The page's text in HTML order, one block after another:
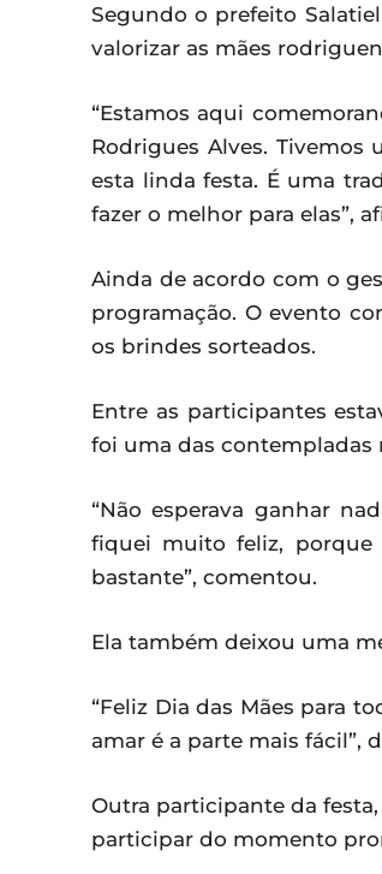
Segundo o prefeito
valorizar as mães
“Estamos aqui
Rodrigues Alves. Tivemos
esta linda festa. É uma
fazer o melhor para elas”,
Ainda de acordo com o
programação. O evento
os brindes sorteados.
Entre as participantes
foi uma das contempladas
“Não esperava ganhar
fiquei muito feliz,
bastante”, comentou.
Ela também deixou uma
“Feliz Dia das Mães para
amar é a parte mais fácil”,
Outra participante da
participar do momento